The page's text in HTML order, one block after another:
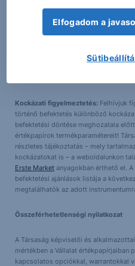
Az ajánlás a következő időtartamra
ajánlás a célárfolyam teljesüléséig,
Az ajánlás tervezett aktualizálása:
Kockázati figyelmeztetés:Felhívjuk
történő befektetés különböző
befektetési döntése meghozatala
értékpapírok termékparamétereit!
részletes tájékoztatás – mely
kockázatokat is – a weboldalunkon
Erste Marketanyagokban érthető el.
befektetési ajánlások listája a
megtalálhatók az adott
Összeférhetetlenségi nyilatkozat
A Társaság képviselői és
mértékben a Vállalat értékpapírjaiban
kapcsolatos opciókkal, warrantokkal
Elfogadom a